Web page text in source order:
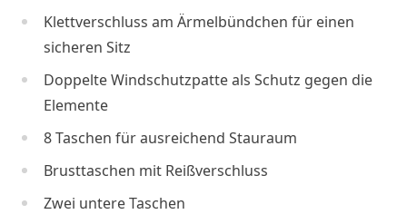
Klettverschluss am Ärmelbündchen für einen
sicheren Sitz
Doppelte Windschutzpatte als Schutz gegen die
Elemente
8 Taschen für ausreichend Stauraum
Brusttaschen mit Reißverschluss
Zwei untere Taschen